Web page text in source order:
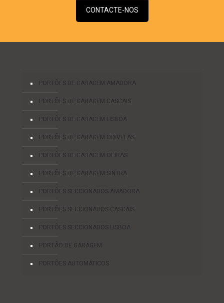
CONTACTE-NOS
PORTÕES DE GARAGEM AMADORA
PORTÕES DE GARAGEM CASCAIS
PORTÕES DE GARAGEM LISBOA
PORTÕES DE GARAGEM ODIVELAS
PORTÕES DE GARAGEM OEIRAS
PORTÕES DE GARAGEM SINTRA
PORTÕES SECCIONADOS AMADORA
PORTÕES SECCIONADOS CASCAIS
PORTÕES SECCIONADOS LISBOA
PORTÃO DE GARAGEM
PORTÕES AUTOMÁTICOS